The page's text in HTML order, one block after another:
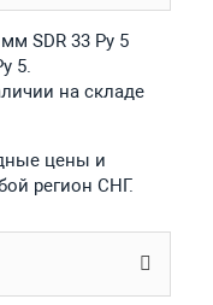
SDR 33 Ру 5
5.
на складе
цены и
регион СНГ.